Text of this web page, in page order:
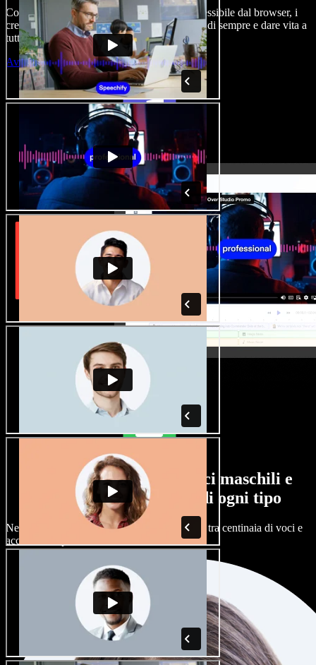
Con curva di apprendimento zero e tutto accessibile dal browser, i
creatori di contenuti possono superare i limiti di sempre e dare vita a
tutte le loro idee.
Avvia Studio
Un'ampia selezione di voci maschili e
femminili, con accenti di ogni tipo
Nessun progetto deve suonare uguale. Scegli tra centinaia di voci e
accenti AI e personalizzali.